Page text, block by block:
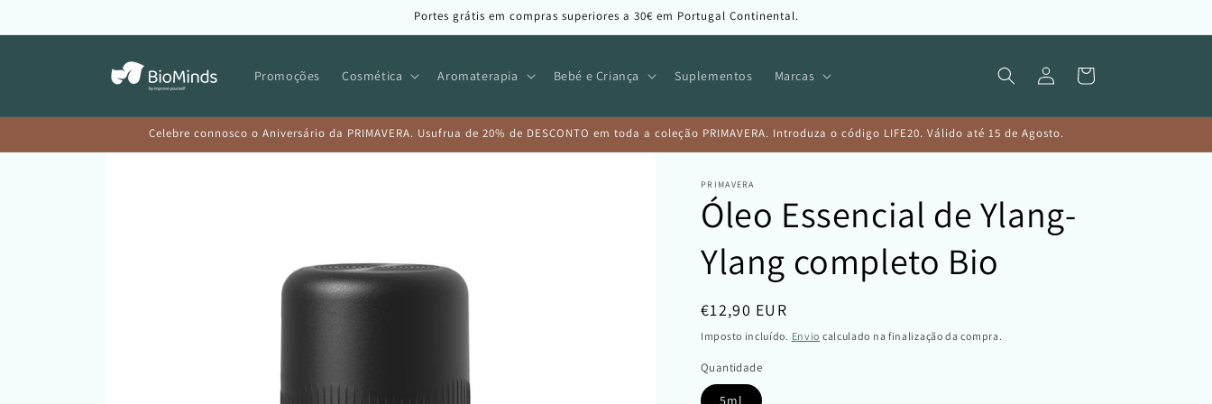
conteúdo
Portes grátis em compras superiores a 30€ em Portugal Continental.
Promoções Cosmética Aromaterapia Bebé e Criança Suplementos Marcas
Iniciar
sessão
Carrinho
Celebre connosco o Aniversário da PRIMAVERA. Usufrua de 20% de DESCONTO em toda a coleção PRIMAVERA. Introduza o código LIFE20. Válido até 15 de Agosto.
PRIMAVERA
Óleo Essencial de Ylang-
Ylang completo Bio
Preço
normal
€12,90 EUR
Imposto incluído. Envio calculado na finalização da compra.
Quantidade
5ml